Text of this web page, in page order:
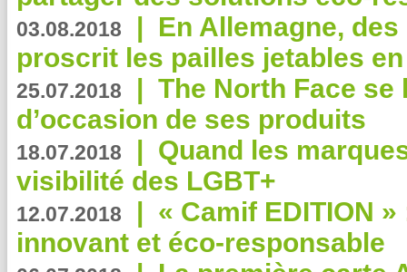
03.08.2018 | En Allemagne,
proscrit les pailles jetables
25.07.2018 | The North Face se
d’occasion de ses produits
18.07.2018 | Quand les
visibilité des LGBT+
12.07.2018 | « Camif EDITION
innovant et éco-responsable